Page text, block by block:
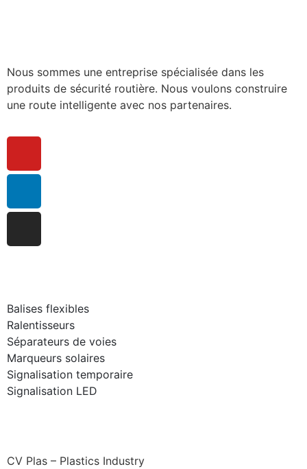
Nous sommes une entreprise spécialisée dans les
produits de sécurité routière. Nous voulons construire
une route intelligente avec nos partenaires.
Balises flexibles
Ralentisseurs
Séparateurs de voies
Marqueurs solaires
Signalisation temporaire
Signalisation LED
CV Plas – Plastics Industry